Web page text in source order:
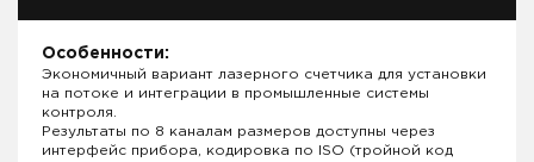
Особенности:
Экономичный вариант лазерного счетчика для установки
на потоке и интеграции в промышленные системы
контроля.
Результаты по 8 каналам размеров доступны через
интерфейс прибора, кодировка по ISO (тройной код